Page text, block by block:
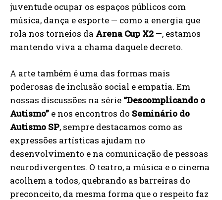
juventude ocupar os espaços públicos com
música, dança e esporte — como a energia que
rola nos torneios da Arena Cup X2 —, estamos
mantendo viva a chama daquele decreto.
A arte também é uma das formas mais
poderosas de inclusão social e empatia. Em
nossas discussões na série “Descomplicando o
Autismo” e nos encontros do Seminário do
Autismo SP, sempre destacamos como as
expressões artísticas ajudam no
desenvolvimento e na comunicação de pessoas
neurodivergentes. O teatro, a música e o cinema
acolhem a todos, quebrando as barreiras do
preconceito, da mesma forma que o respeito faz